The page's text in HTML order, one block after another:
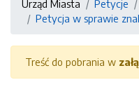
Urząd Miasta Petycje
Petycja w sprawie
Treść do pobrania w